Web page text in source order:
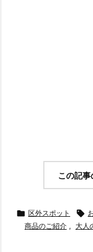
この記
 区外スポット 
商品のご紹介 , 大人